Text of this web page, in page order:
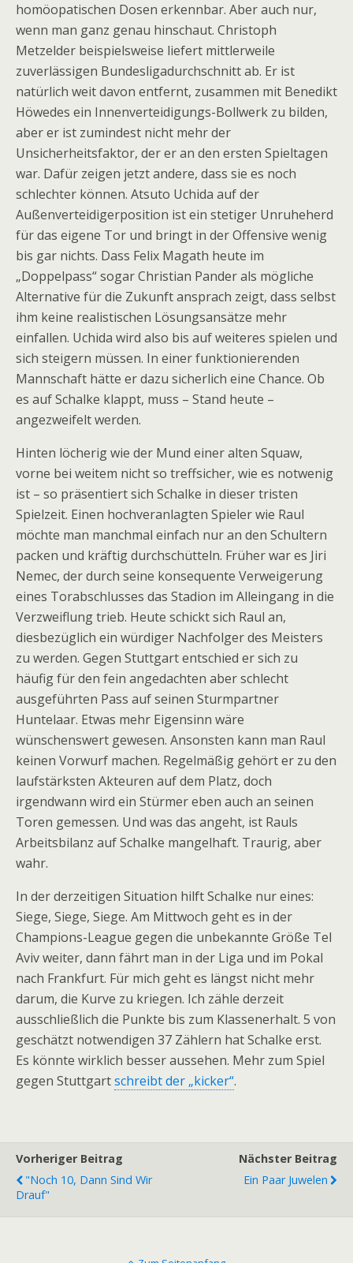
homöopatischen Dosen erkennbar. Aber auch nur,
wenn man ganz genau hinschaut. Christoph
Metzelder beispielsweise liefert mittlerweile
zuverlässigen Bundesligadurchschnitt ab. Er ist
natürlich weit davon entfernt, zusammen mit Benedikt
Höwedes ein Innenverteidigungs-Bollwerk zu bilden,
aber er ist zumindest nicht mehr der
Unsicherheitsfaktor, der er an den ersten Spieltagen
war. Dafür zeigen jetzt andere, dass sie es noch
schlechter können. Atsuto Uchida auf der
Außenverteidigerposition ist ein stetiger Unruheherd
für das eigene Tor und bringt in der Offensive wenig
bis gar nichts. Dass Felix Magath heute im
„Doppelpass“ sogar Christian Pander als mögliche
Alternative für die Zukunft ansprach zeigt, dass selbst
ihm keine realistischen Lösungsansätze mehr
einfallen. Uchida wird also bis auf weiteres spielen und
sich steigern müssen. In einer funktionierenden
Mannschaft hätte er dazu sicherlich eine Chance. Ob
es auf Schalke klappt, muss – Stand heute –
angezweifelt werden.
Hinten löcherig wie der Mund einer alten Squaw,
vorne bei weitem nicht so treffsicher, wie es notwenig
ist – so präsentiert sich Schalke in dieser tristen
Spielzeit. Einen hochveranlagten Spieler wie Raul
möchte man manchmal einfach nur an den Schultern
packen und kräftig durchschütteln. Früher war es Jiri
Nemec, der durch seine konsequente Verweigerung
eines Torabschlusses das Stadion im Alleingang in die
Verzweiflung trieb. Heute schickt sich Raul an,
diesbezüglich ein würdiger Nachfolger des Meisters
zu werden. Gegen Stuttgart entschied er sich zu
häufig für den fein angedachten aber schlecht
ausgeführten Pass auf seinen Sturmpartner
Huntelaar. Etwas mehr Eigensinn wäre
wünschenswert gewesen. Ansonsten kann man Raul
keinen Vorwurf machen. Regelmäßig gehört er zu den
laufstärksten Akteuren auf dem Platz, doch
irgendwann wird ein Stürmer eben auch an seinen
Toren gemessen. Und was das angeht, ist Rauls
Arbeitsbilanz auf Schalke mangelhaft. Traurig, aber
wahr.
In der derzeitigen Situation hilft Schalke nur eines:
Siege, Siege, Siege. Am Mittwoch geht es in der
Champions-League gegen die unbekannte Größe Tel
Aviv weiter, dann fährt man in der Liga und im Pokal
nach Frankfurt. Für mich geht es längst nicht mehr
darum, die Kurve zu kriegen. Ich zähle derzeit
ausschließlich die Punkte bis zum Klassenerhalt. 5 von
geschätzt notwendigen 37 Zählern hat Schalke erst.
Es könnte wirklich besser aussehen. Mehr zum Spiel
gegen Stuttgartschreibt der „kicker“.
Vorheriger Beitrag
"Noch 10, Dann Sind Wir
Drauf"
Nächster Beitrag
Ein Paar Juwelen